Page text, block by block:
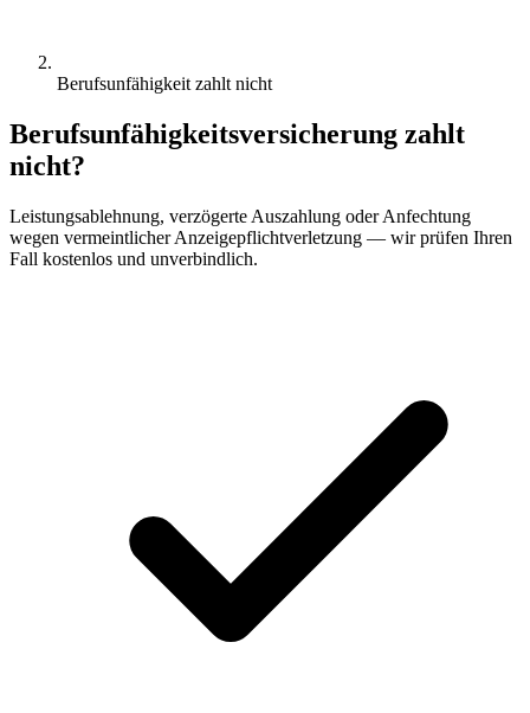
Berufsunfähigkeit zahlt nicht
Berufsunfähigkeitsversicherung zahlt
nicht?
Leistungsablehnung, verzögerte Auszahlung oder Anfechtung
wegen vermeintlicher Anzeigepflichtverletzung — wir prüfen Ihren
Fall kostenlos und unverbindlich.